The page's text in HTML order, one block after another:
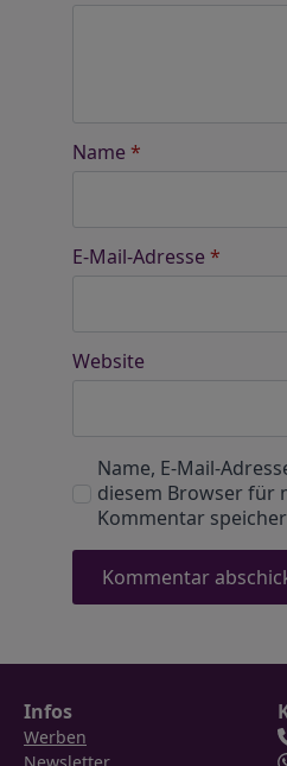
Name *
E-Mail-Adresse *
Website
Name, E-Mail-
diesem Browser für
Kommentar
Infos
Werben